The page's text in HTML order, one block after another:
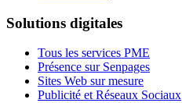
Solutions digitales
Tous les services PME
Présence sur Senpages
Sites Web sur mesure
Publicité et Réseaux Sociaux